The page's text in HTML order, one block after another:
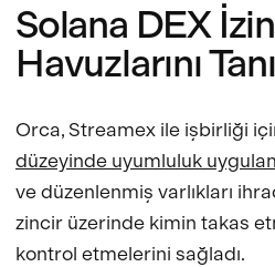
Solana DEX
Havuzlarını
Orca, Streamex ile işbirliği
düzeyinde uyumluluk
ve düzenlenmiş varlıkları
zincir üzerinde kimin takas
kontrol etmelerini sağladı.